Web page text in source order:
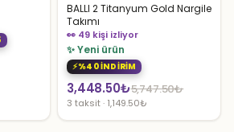
BALLI 2 Titanyum Gold Nargile
Takımı
👀 49 kişi izliyor
✨ Yeni ürün
%40 İNDİRİM
5,747.50₺
Orijinal
fiyat:
3,448.50₺
Şu
andaki
3 taksit · 1,149.50₺